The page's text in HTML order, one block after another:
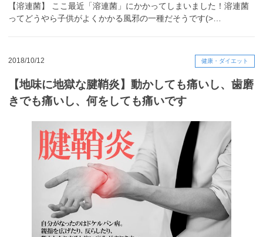
【溶連菌】 ここ最近「溶連菌」にかかってしまいました！溶連菌
ってどうやら子供がよくかかる風邪の一種だそうです(>…
2018/10/12 健康・ダイエット
【地味に地獄な腱鞘炎】動かしても痛いし、歯磨
きでも痛いし、何をしても痛いです